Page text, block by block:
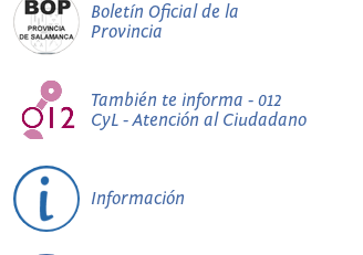
Boletín Oficial de la
Provincia
También te informa - 012
CyL - Atención al Ciudadano
Información